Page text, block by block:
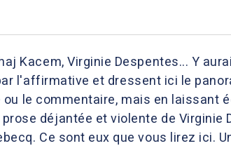
Kacem, Virginie Despentes... Y
l'affirmative et dressent ici le
le commentaire, mais en laissant
déjantée et violente de Virginie
Ce sont eux que vous lirez ici.